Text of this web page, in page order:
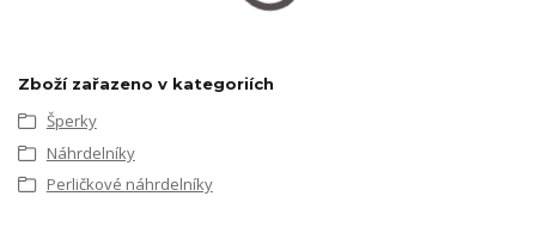
Zboží zařazeno v kategoriích
Šperky
Náhrdelníky
Perličkové náhrdelníky